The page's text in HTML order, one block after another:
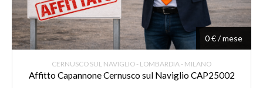
0 € / mese
CERNUSCO SUL NAVIGLIO - LOMBARDIA - MILANO
Affitto Capannone Cernusco sul Naviglio CAP25002